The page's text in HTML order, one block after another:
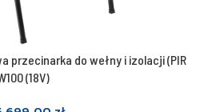
przecinarka do wełny i izolacji (PIR
(18V)